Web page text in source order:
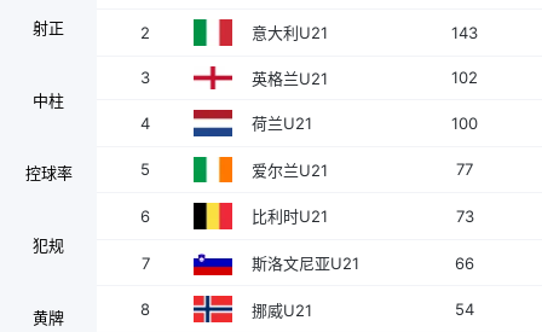
射正
中柱
控球率
犯规
黄牌
2 意大利U21 143
3 英格兰U21 102
4 荷兰U21 100
5 爱尔兰U21 77
6 比利时U21 73
7 斯洛文尼亚U21 66
8 挪威U21 54